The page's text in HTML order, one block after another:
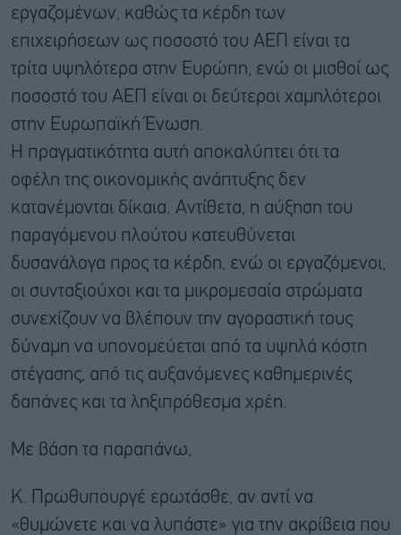
εργαζομένων, καθώς τα κέρδη των
επιχειρήσεων ως ποσοστό του ΑΕΠ είναι τα
τρίτα υψηλότερα στην Ευρώπη, ενώ οι μισθοί ως
ποσοστό του ΑΕΠ είναι οι δεύτεροι χαμηλότεροι
στην Ευρωπαϊκή Ένωση.
Η πραγματικότητα αυτή αποκαλύπτει ότι τα
οφέλη της οικονομικής ανάπτυξης δεν
κατανέμονται δίκαια. Αντίθετα, η αύξηση του
παραγόμενου πλούτου κατευθύνεται
δυσανάλογα προς τα κέρδη, ενώ οι εργαζόμενοι,
οι συνταξιούχοι και τα μικρομεσαία στρώματα
συνεχίζουν να βλέπουν την αγοραστική τους
δύναμη να υπονομεύεται από τα υψηλά κόστη
στέγασης, από τις αυξανόμενες καθημερινές
δαπάνες και τα ληξιπρόθεσμα χρέη.
Με βάση τα παραπάνω,
Κ. Πρωθυπουργέ ερωτάσθε, αν αντί να
«θυμώνετε και να λυπάστε» για την ακρίβεια που